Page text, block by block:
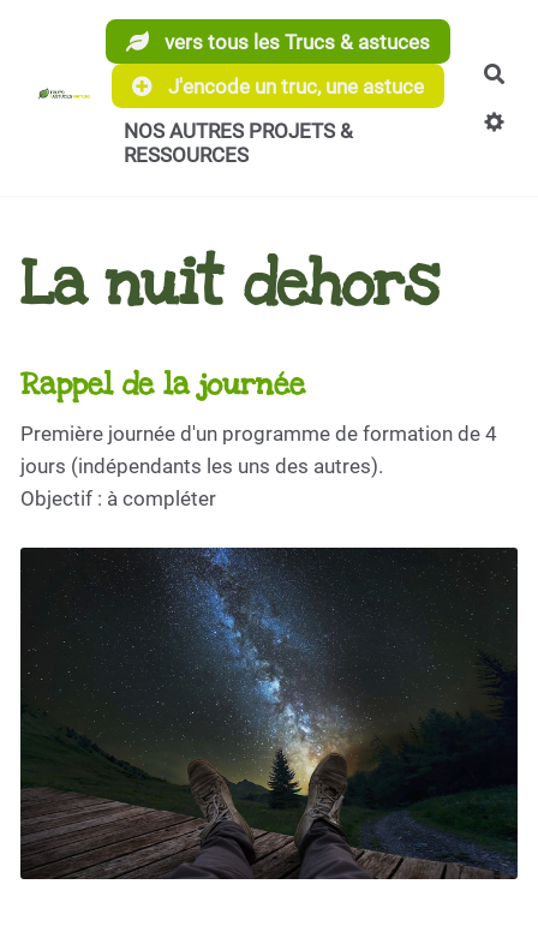
Aller au contenu principal
vers tous les Trucs & astuces
J'encode un truc, une astuce
NOS AUTRES PROJETS &
RESSOURCES
La nuit dehors
Rappel de la journée
Première journée d'un programme de formation de 4
jours (indépendants les uns des autres).
Objectif : à compléter